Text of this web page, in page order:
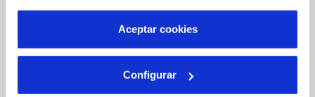
por tanto no se pueden desactivar. Puedes consultar
más información en nuestraPolítica de Cookies
Aceptar cookies
Configurar
OTRAS GESTIONES